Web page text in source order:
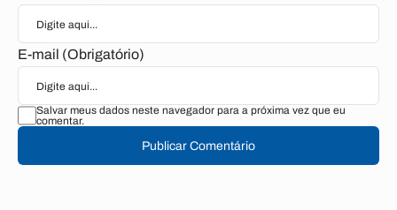
E-mail (Obrigatório)
Salvar meus dados neste navegador para a próxima vez que eu
comentar.
Publicar Comentário